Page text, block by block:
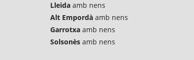
Lleida amb nens
Alt Empordà amb nens
Garrotxa amb nens
Solsonès amb nens